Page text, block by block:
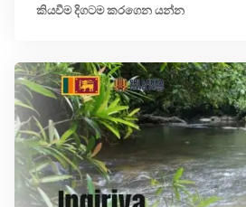
කියවීම දිගටම කරගෙන යන්න